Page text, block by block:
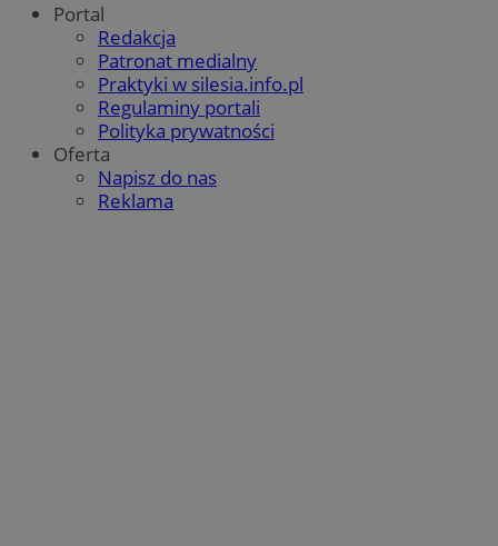
Portal
Redakcja
Patronat medialny
Praktyki w silesia.info.pl
Regulaminy portali
Polityka prywatności
Oferta
Napisz do nas
Reklama